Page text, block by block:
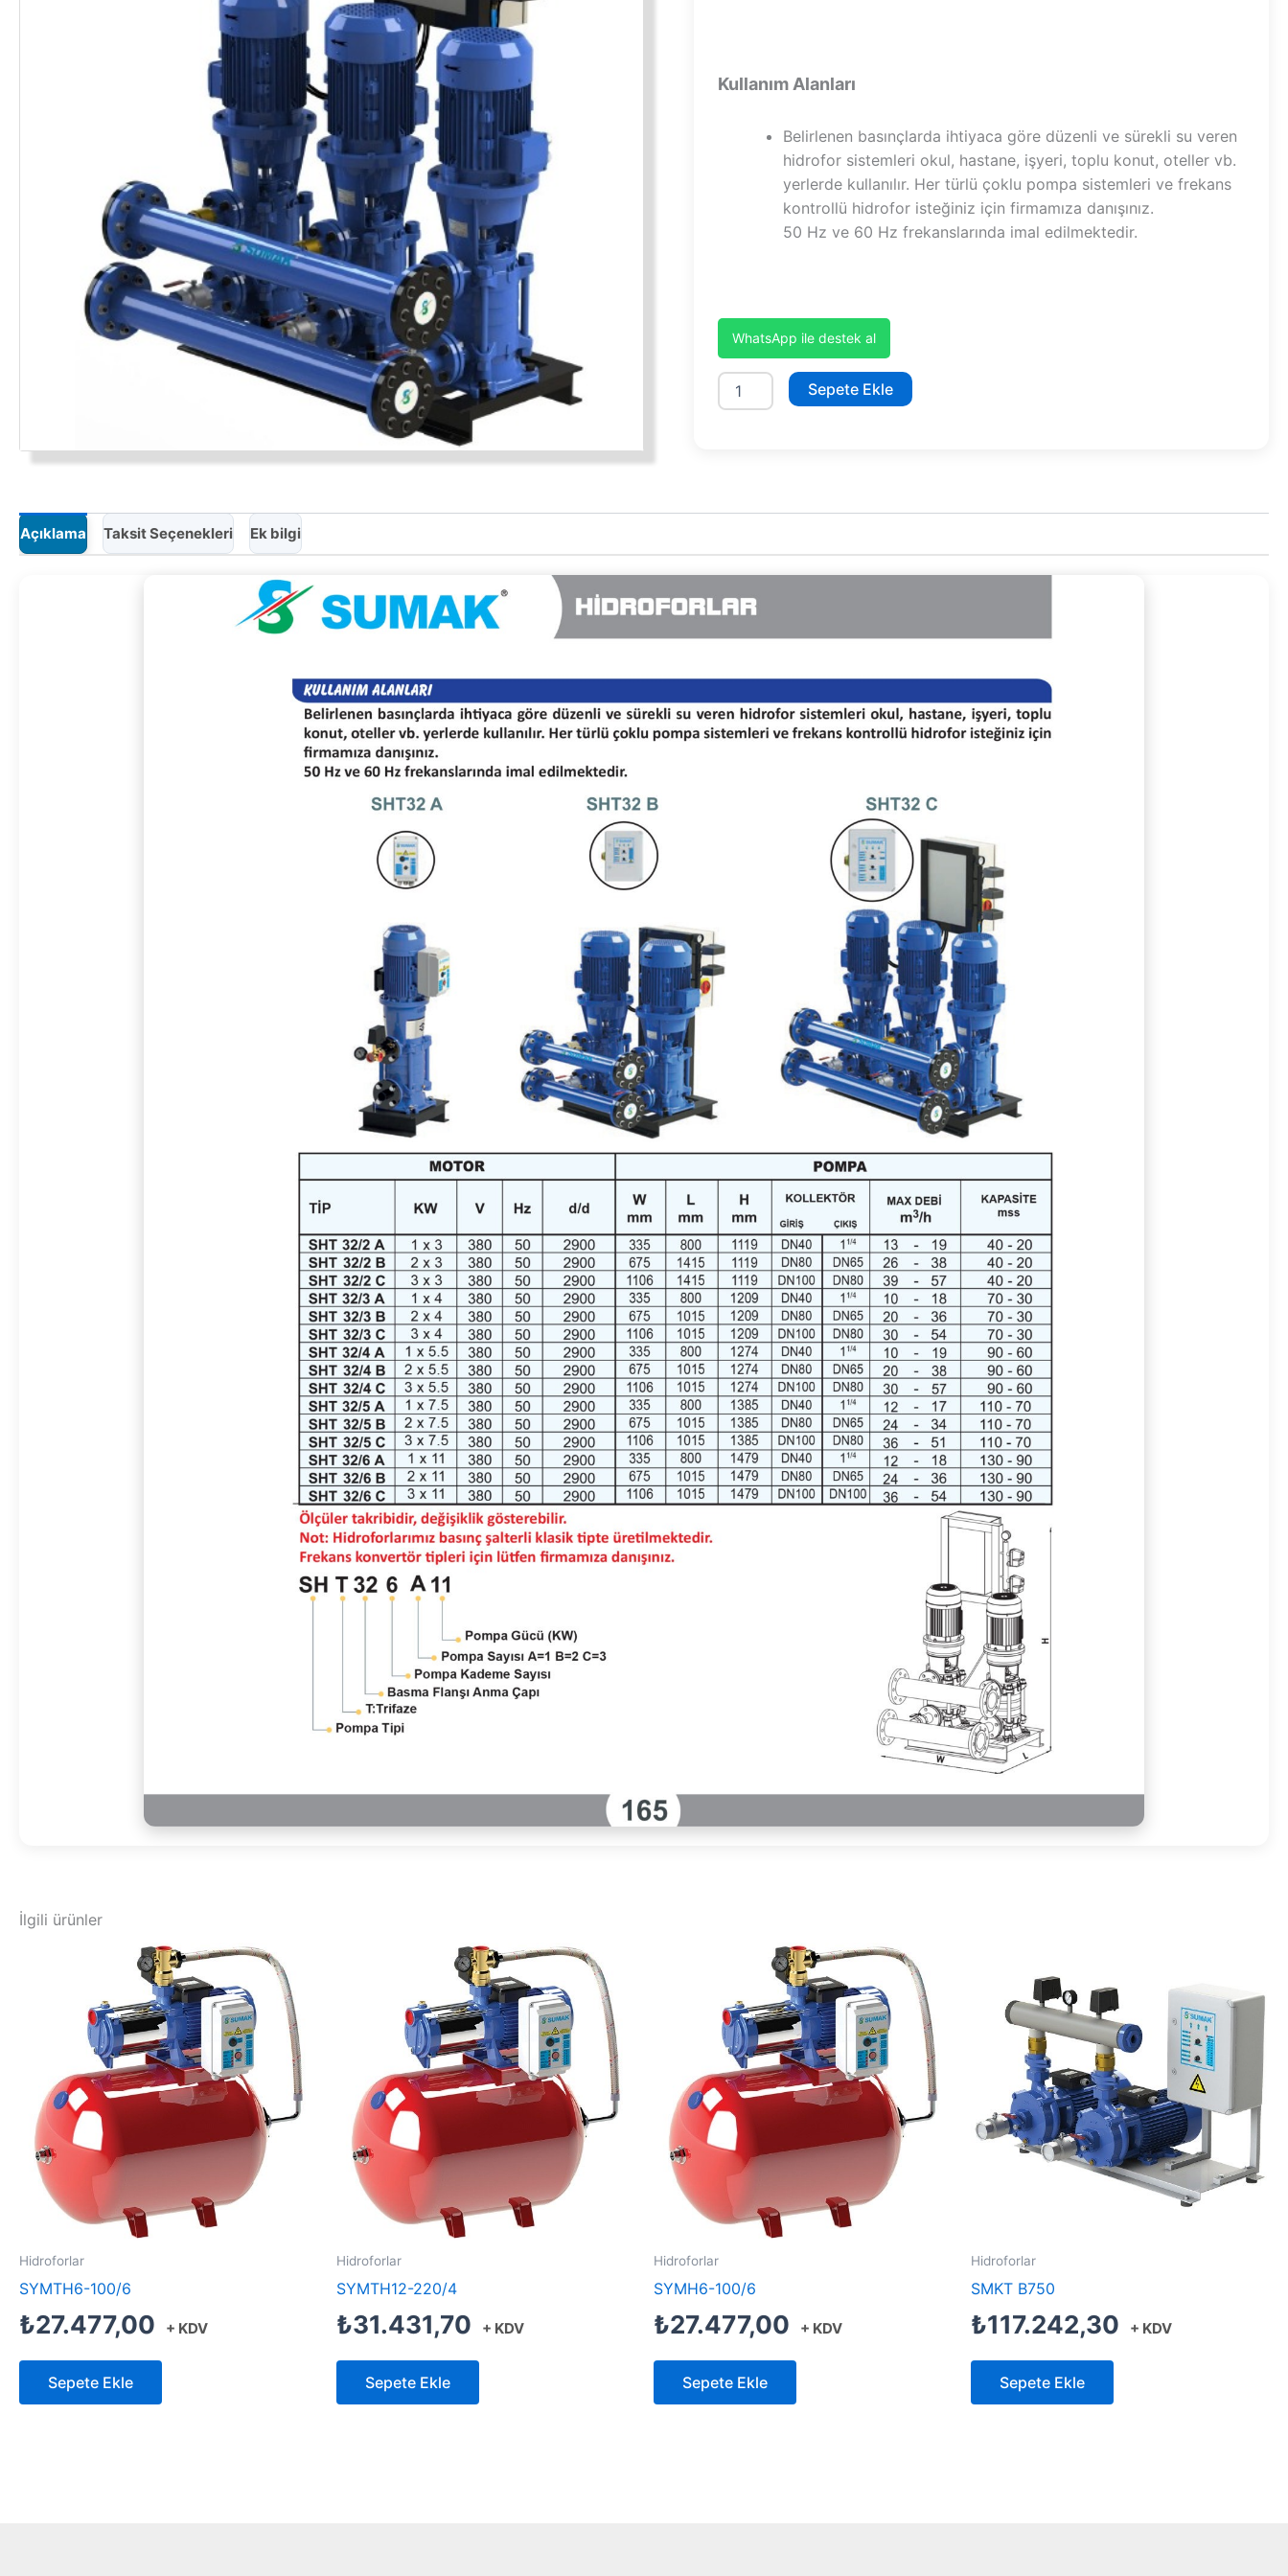
Kullanım Alanları
Belirlenen basınçlarda ihtiyaca göre düzenli ve sürekli su veren
hidrofor sistemleri okul, hastane, işyeri, toplu konut, oteller vb.
yerlerde kullanılır. Her türlü çoklu pompa sistemleri ve frekans
kontrollü hidrofor isteğiniz için firmamıza danışınız.
50 Hz ve 60 Hz frekanslarında imal edilmektedir.
WhatsApp ile destek al
SHT32/6C
adet
Sepete Ekle
Açıklama Taksit Seçenekleri Ek bilgi
İlgili ürünler
Hidroforlar
SYMTH6-100/6
₺27.477,00 + KDV
Sepete Ekle
Hidroforlar
SYMTH12-220/4
₺31.431,70 + KDV
Sepete Ekle
Hidroforlar
SYMH6-100/6
₺27.477,00 + KDV
Sepete Ekle
Hidroforlar
SMKT B750
₺117.242,30 + KDV
Sepete Ekle